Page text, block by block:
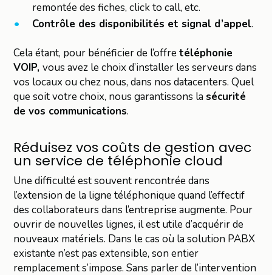
remontée des fiches, click to call, etc.
Contrôle des disponibilités et signal d’appel.
Cela étant, pour bénéficier de l’offretéléphonie
VOIP,vous avez le choix d’installer les serveurs dans
vos locaux ou chez nous, dans nos datacenters. Quel
que soit votre choix, nous garantissons lasécurité
de vos communications.
Réduisez vos coûts de gestion avec
un service de téléphonie cloud
Une difficulté est souvent rencontrée dans
l’extension de la ligne téléphonique quand l’effectif
des collaborateurs dans l’entreprise augmente. Pour
ouvrir de nouvelles lignes, il est utile d’acquérir de
nouveaux matériels. Dans le cas où la solution PABX
existante n’est pas extensible, son entier
remplacement s’impose. Sans parler de l’intervention